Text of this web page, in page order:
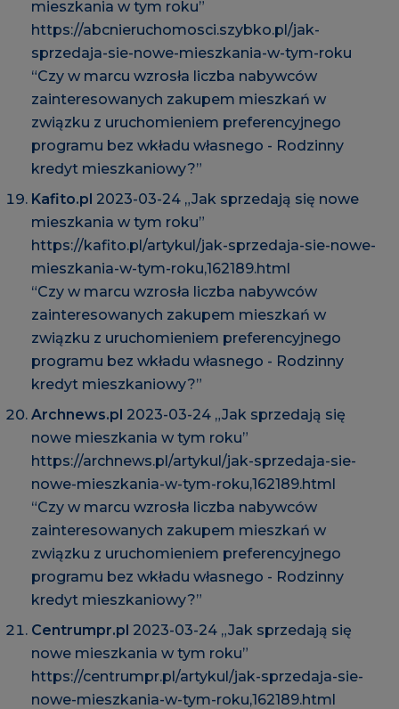
mieszkania w tym roku”
https://abcnieruchomosci.szybko.pl/jak-
sprzedaja-sie-nowe-mieszkania-w-tym-roku
“Czy w marcu wzrosła liczba nabywców
zainteresowanych zakupem mieszkań w
związku z uruchomieniem preferencyjnego
programu bez wkładu własnego - Rodzinny
kredyt mieszkaniowy?”
Kafito.pl 2023-03-24 „Jak sprzedają się nowe
mieszkania w tym roku”
https://kafito.pl/artykul/jak-sprzedaja-sie-nowe-
mieszkania-w-tym-roku,162189.html
“Czy w marcu wzrosła liczba nabywców
zainteresowanych zakupem mieszkań w
związku z uruchomieniem preferencyjnego
programu bez wkładu własnego - Rodzinny
kredyt mieszkaniowy?”
Archnews.pl 2023-03-24 „Jak sprzedają się
nowe mieszkania w tym roku”
https://archnews.pl/artykul/jak-sprzedaja-sie-
nowe-mieszkania-w-tym-roku,162189.html
“Czy w marcu wzrosła liczba nabywców
zainteresowanych zakupem mieszkań w
związku z uruchomieniem preferencyjnego
programu bez wkładu własnego - Rodzinny
kredyt mieszkaniowy?”
Centrumpr.pl 2023-03-24 „Jak sprzedają się
nowe mieszkania w tym roku”
https://centrumpr.pl/artykul/jak-sprzedaja-sie-
nowe-mieszkania-w-tym-roku,162189.html